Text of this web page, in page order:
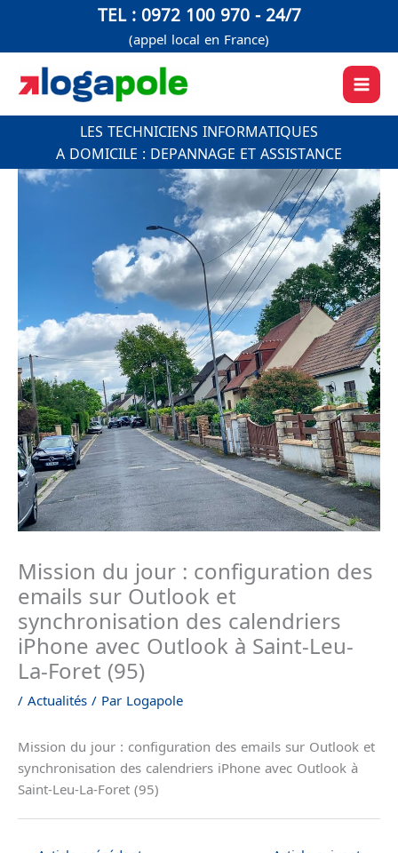
contenu
TEL : 0972 100 970 - 24/7
(appel local en France)
LES TECHNICIENS INFORMATIQUES
A DOMICILE : DEPANNAGE ET ASSISTANCE
Mission du jour : configuration des
emails sur Outlook et
synchronisation des calendriers
iPhone avec Outlook à Saint-Leu-
La-Foret (95)
/ Actualités / Par Logapole
Mission du jour : configuration des emails sur Outlook et
synchronisation des calendriers iPhone avec Outlook à
Saint-Leu-La-Foret (95)